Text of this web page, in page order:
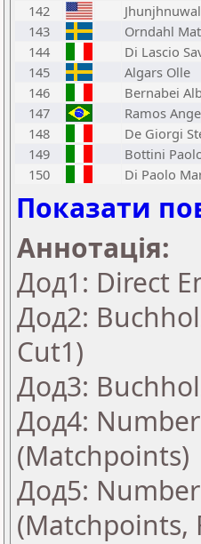
142
143
Orndahl
144
Di Lascio
145
Algars Olle
146
Bernabei
147
Ramos
148
De Giorgi
149
Bottini
150
Di Paolo
Показати
Аннотація:
Дод1: Direct
Дод2:
Cut1)
Дод3:
Дод4:
(Matchpoints)
Дод5:
(Matchpoints,